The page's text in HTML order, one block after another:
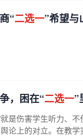
“二选一”希望
，困在“二选一”
是伤害学生听力、
论上的对立。在教